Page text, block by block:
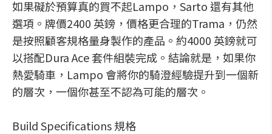
如果礙於預算真的買不起Lampo，Sarto 還有其他
選項。牌價2400 英鎊，價格更合理的Trama，仍然
是按照顧客規格量身製作的產品。約4000 英鎊就可
以搭配Dura Ace 套件組裝完成。結論就是，如果你
熱愛騎車，Lampo 會將你的騎澄經驗提升到一個新
的層次，一個你甚至不認為可能的層次。
Build Specifications 規格